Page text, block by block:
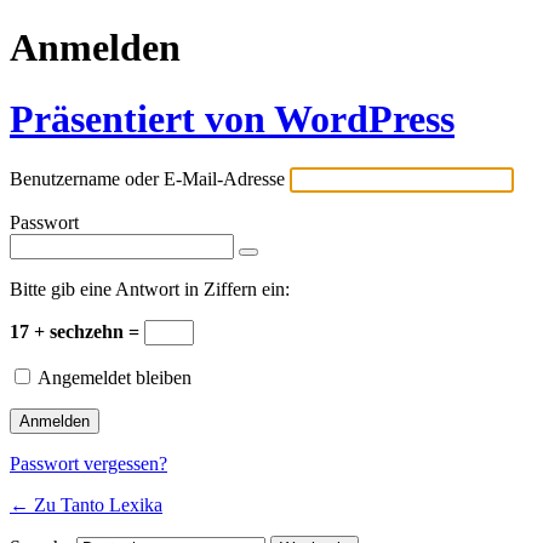
Anmelden
Präsentiert von WordPress
Benutzername oder E-Mail-Adresse
Passwort
Bitte gib eine Antwort in Ziffern ein:
17 + sechzehn =
Angemeldet bleiben
Passwort vergessen?
← Zu Tanto Lexika